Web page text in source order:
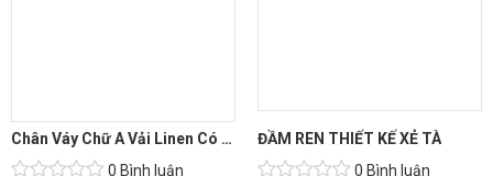
Chân Váy Chữ A Vải Linen Có Túi
0 Bình luận
ĐẦM REN THIẾT KẾ XẺ TÀ
0 Bình luận